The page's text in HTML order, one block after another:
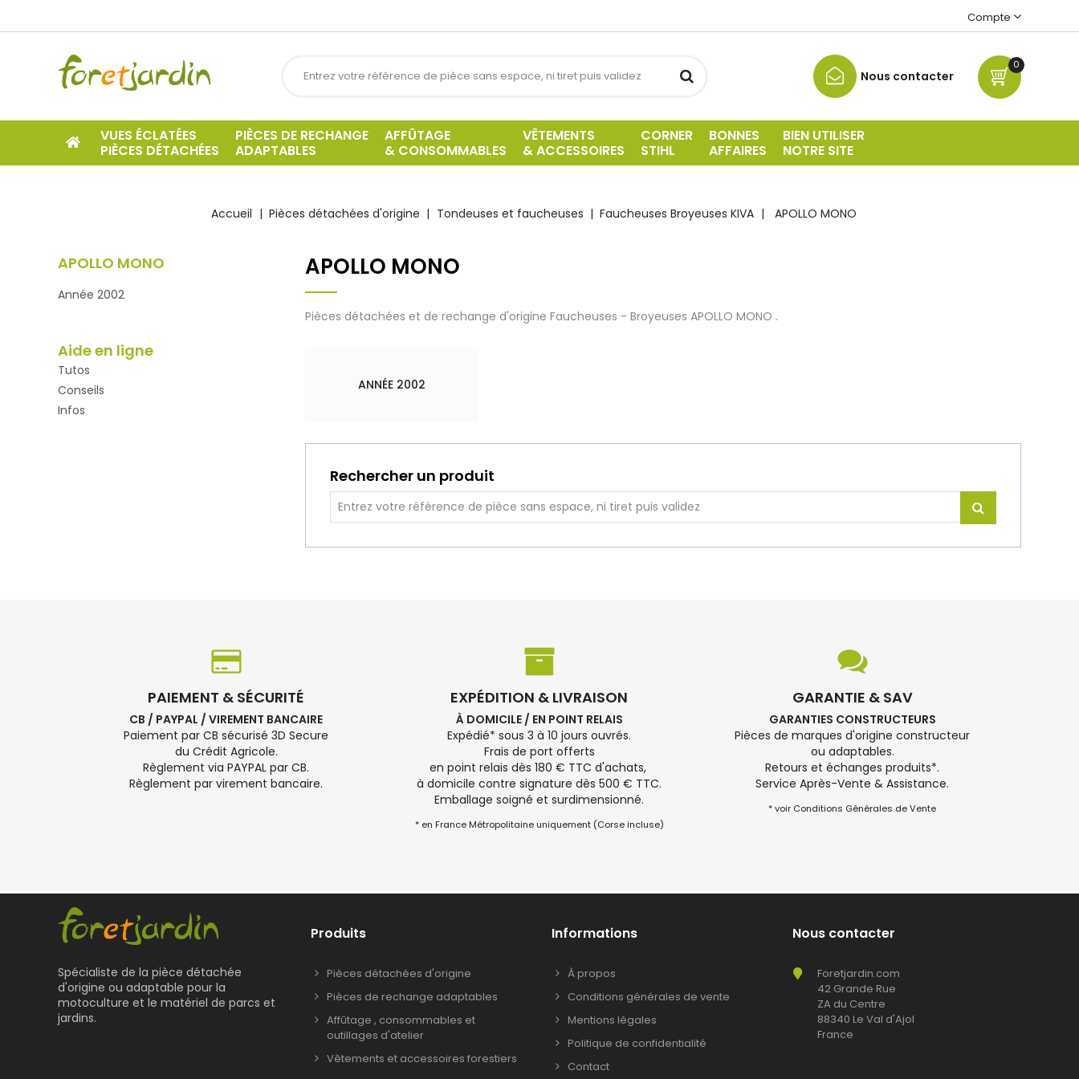
Compte
0
Nous contacter
VUES ÉCLATÉES
PIÈCES DÉTACHÉES
PIÈCES DE RECHANGE
ADAPTABLES
AFFÛTAGE
& CONSOMMABLES
VÊTEMENTS
& ACCESSOIRES
CORNER
STIHL
BONNES
AFFAIRES
BIEN UTILISER
NOTRE SITE
Accueil Pièces détachées d'origine Tondeuses et faucheuses Faucheuses Broyeuses KIVA APOLLO MONO
APOLLO MONO
Année 2002
Aide en ligne
Tutos
Conseils
Infos
APOLLO MONO
Pièces détachées et de rechange d'origine Faucheuses - Broyeuses APOLLO MONO .
ANNÉE 2002
Rechercher un produit
PAIEMENT & SÉCURITÉ
CB / PAYPAL / VIREMENT BANCAIRE
Paiement par CB sécurisé 3D Secure
du Crédit Agricole.
Règlement via PAYPAL par CB.
Règlement par virement bancaire.
EXPÉDITION & LIVRAISON
À DOMICILE / EN POINT RELAIS
Expédié* sous 3 à 10 jours ouvrés.
Frais de port offerts
en point relais dès 180 € TTC d'achats,
à domicile contre signature dès 500 € TTC.
Emballage soigné et surdimensionné.
* en France Métropolitaine uniquement (Corse incluse)
GARANTIE & SAV
GARANTIES CONSTRUCTEURS
Pièces de marques d'origine constructeur
ou adaptables.
Retours et échanges produits*.
Service Après-Vente & Assistance.
* voir Conditions Générales de Vente
Spécialiste de la pièce détachée
d'origine ou adaptable pour la
motoculture et le matériel de parcs et
jardins.
Produits
Pièces détachées d'origine
Pièces de rechange adaptables
Affûtage , consommables et
outillages d'atelier
Vêtements et accessoires forestiers
Informations
À propos
Conditions générales de vente
Mentions légales
Politique de confidentialité
Contact
Nous contacter
Foretjardin.com
42 Grande Rue
ZA du Centre
88340 Le Val d'Ajol
France